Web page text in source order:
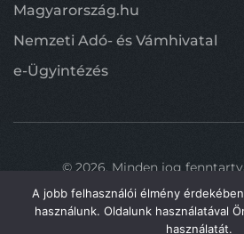
Magyarország.hu
Nemzeti Adó- és Vámhivatal
e-Ügyintézés
© 2026. Minden jog
A jobb felhasználói élmény
használunk. Oldalunk használatával
használatát.